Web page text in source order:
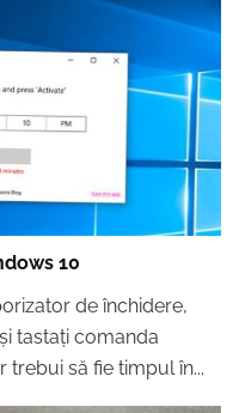
10
de închidere,
tastați comanda
trebui să fie timpul în...